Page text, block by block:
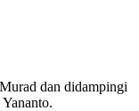
dan didampingi